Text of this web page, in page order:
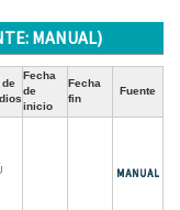
MANUAL)
de
Fecha
de
inicio
Fecha
fin
Fuente